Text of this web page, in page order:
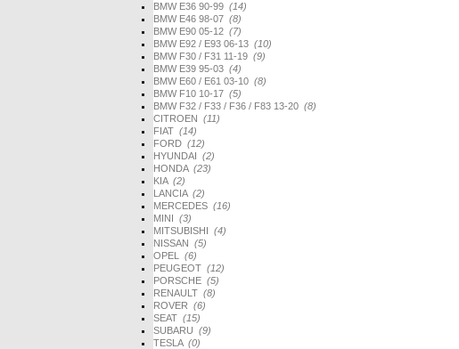
BMW E36 90-99 (14)
BMW E46 98-07 (8)
BMW E90 05-12 (7)
BMW E92 / E93 06-13 (10)
BMW F30 / F31 11-19 (9)
BMW E39 95-03 (4)
BMW E60 / E61 03-10 (8)
BMW F10 10-17 (5)
BMW F32 / F33 / F36 / F83 13-20 (8)
CITROEN (11)
FIAT (14)
FORD (12)
HYUNDAI (2)
HONDA (23)
KIA (2)
LANCIA (2)
MERCEDES (16)
MINI (3)
MITSUBISHI (4)
NISSAN (5)
OPEL (6)
PEUGEOT (12)
PORSCHE (5)
RENAULT (8)
ROVER (6)
SEAT (15)
SUBARU (9)
TESLA (0)